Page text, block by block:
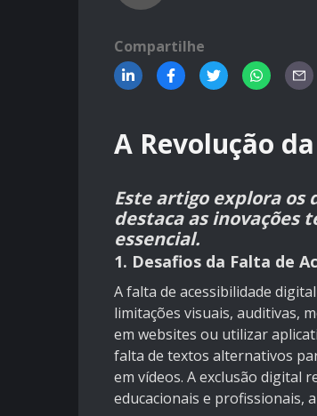
Compartilhe
A Revolução
Este artigo explora os
destaca as inovações
essencial.
1. Desafios da Falta de
A falta de acessibilidade
limitações visuais, auditivas,
em websites ou utilizar
falta de textos alternativos
em vídeos. A exclusão digital
educacionais e profissionais,